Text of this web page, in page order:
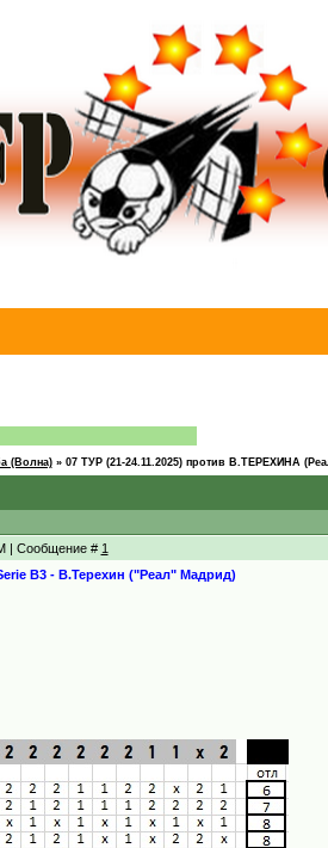
(Волна) » 07 ТУР (21-24.11.2025) против В.ТЕРЕХИНА
| Сообщение # 1
B3 - В.Терехин ("Реал" Мадрид)